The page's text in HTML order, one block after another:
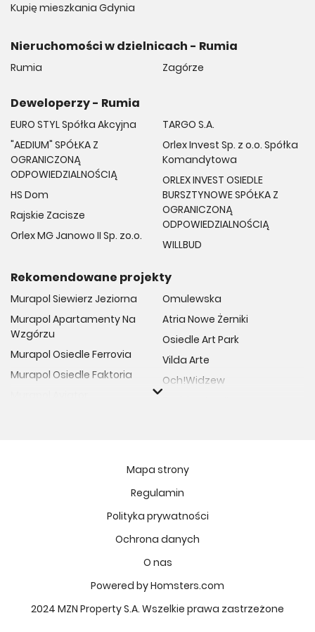
Kupię mieszkania Gdynia
Nieruchomości w dzielnicach - Rumia
Rumia Zagórze
Deweloperzy - Rumia
EURO STYL Spółka Akcyjna
"AEDIUM" SPÓŁKA Z
OGRANICZONĄ
ODPOWIEDZIALNOŚCIĄ
HS Dom
Rajskie Zacisze
Orlex MG Janowo II Sp. zo.o.
TARGO S.A.
Orlex Invest Sp. z o.o. Spółka
Komandytowa
ORLEX INVEST OSIEDLE
BURSZTYNOWE SPÓŁKA Z
OGRANICZONĄ
ODPOWIEDZIALNOŚCIĄ
WILLBUD
Rekomendowane projekty
Murapol Siewierz Jeziorna
Murapol Apartamenty Na
Wzgórzu
Murapol Osiedle Ferrovia
Murapol Osiedle Faktoria
Murapol Osiedle Szafirove
Omulewska
Atria Nowe Żerniki
Osiedle Art Park
Vilda Arte
Och!Widzew
Fort Natura Etap II
Osiedle Imbramowskie
MIASTECZKO NOVA FALA
Niedziałkowskiego Park
Ptasia Vita
Mapa strony
Regulamin
Polityka prywatności
Ochrona danych
O nas
Powered by Homsters.com
2024 MZN Property S.A. Wszelkie prawa zastrzeżone